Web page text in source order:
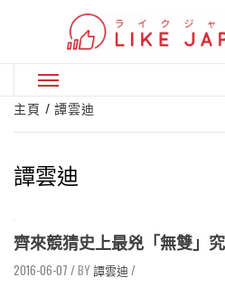
Primary
Menu
主頁 譚雲迪
譚雲迪
齊來競猜史上最兇「無雙」
2016-06-07 / 譚雲迪 /